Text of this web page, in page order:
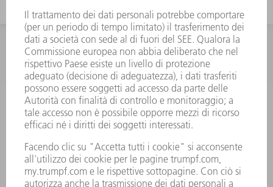
INFORMAZIONE
Domande frequenti
Condizioni generali di contratto
CONTATTO
RICAMBI TRUMPF ITALIA
+39 02 48489420
lunedì a venerdì: 08:30 – 18:00
ricambi@trumpf.com
CONTATTO